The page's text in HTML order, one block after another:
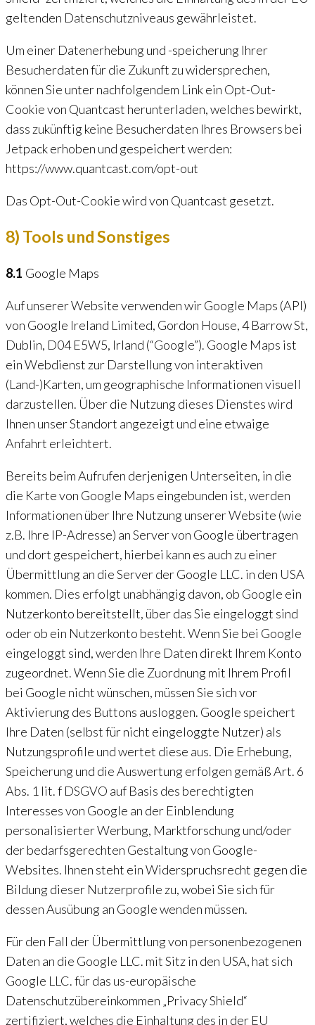
geltenden Datenschutzniveaus gewährleistet.
Um einer Datenerhebung und -speicherung Ihrer
Besucherdaten für die Zukunft zu widersprechen,
können Sie unter nachfolgendem Link ein Opt-Out-
Cookie von Quantcast herunterladen, welches bewirkt,
dass zukünftig keine Besucherdaten Ihres Browsers bei
Jetpack erhoben und gespeichert werden:
https://www.quantcast.com/opt-out
Das Opt-Out-Cookie wird von Quantcast gesetzt.
8) Tools und Sonstiges
8.1 Google Maps
Auf unserer Website verwenden wir Google Maps (API)
von Google Ireland Limited, Gordon House, 4 Barrow St,
Dublin, D04 E5W5, Irland (“Google”). Google Maps ist
ein Webdienst zur Darstellung von interaktiven
(Land-)Karten, um geographische Informationen visuell
darzustellen. Über die Nutzung dieses Dienstes wird
Ihnen unser Standort angezeigt und eine etwaige
Anfahrt erleichtert.
Bereits beim Aufrufen derjenigen Unterseiten, in die
die Karte von Google Maps eingebunden ist, werden
Informationen über Ihre Nutzung unserer Website (wie
z.B. Ihre IP-Adresse) an Server von Google übertragen
und dort gespeichert, hierbei kann es auch zu einer
Übermittlung an die Server der Google LLC. in den USA
kommen. Dies erfolgt unabhängig davon, ob Google ein
Nutzerkonto bereitstellt, über das Sie eingeloggt sind
oder ob ein Nutzerkonto besteht. Wenn Sie bei Google
eingeloggt sind, werden Ihre Daten direkt Ihrem Konto
zugeordnet. Wenn Sie die Zuordnung mit Ihrem Profil
bei Google nicht wünschen, müssen Sie sich vor
Aktivierung des Buttons ausloggen. Google speichert
Ihre Daten (selbst für nicht eingeloggte Nutzer) als
Nutzungsprofile und wertet diese aus. Die Erhebung,
Speicherung und die Auswertung erfolgen gemäß Art. 6
Abs. 1 lit. f DSGVO auf Basis des berechtigten
Interesses von Google an der Einblendung
personalisierter Werbung, Marktforschung und/oder
der bedarfsgerechten Gestaltung von Google-
Websites. Ihnen steht ein Widerspruchsrecht gegen die
Bildung dieser Nutzerprofile zu, wobei Sie sich für
dessen Ausübung an Google wenden müssen.
Für den Fall der Übermittlung von personenbezogenen
Daten an die Google LLC. mit Sitz in den USA, hat sich
Google LLC. für das us-europäische
Datenschutzübereinkommen „Privacy Shield“
zertifiziert, welches die Einhaltung des in der EU